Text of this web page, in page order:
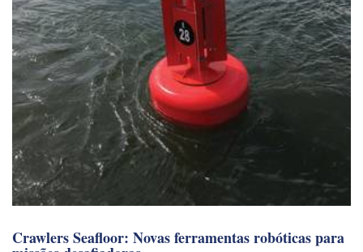
Crawlers Seafloor: Novas ferramentas robóticas para